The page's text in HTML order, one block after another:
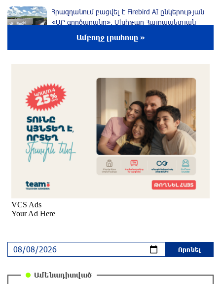
Հրազդանում բացվել է Firebird AI ընկերության
«ԱԲ գործարանը». Մխիթար Հայրապետյան
խաղաղություն չի լինի, պшտերազմ կuադրենք
և այլ հիմարnւթյուններ․ Տիգրան
Աբրահամյան
մեկ ժամ առաջ
«Քաղաքագետ Աթաև. Փաշինյանը
ընդդիմության առաջնորդներին համարում է
անձնական թշնամիներ»
մեկ ժամ առաջ
Shamshyan
Ալիեւն ու Փաշինյանը հեռախոսազրույց են
Ամբողջ լրահոսը »
Ամենադիտված